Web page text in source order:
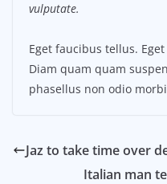
vulputate.
Eget faucibus tellus.
Diam quam quam
phasellus non odio
Jaz to take time over
Italian man